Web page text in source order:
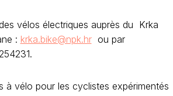
vélos électriques auprès du Krka
: krka.bike@npk.hrou par
à vélo pour les cyclistes expérimentés